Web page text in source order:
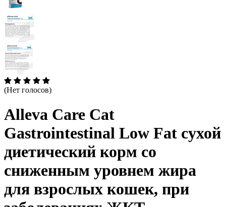
(Нет голосов)
Alleva Care Cat
Gastrointestinal Low Fat сухой
диетический корм со
сниженным уровнем жира
для взрослых кошек, при